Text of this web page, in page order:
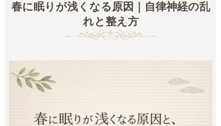
春に眠りが浅くなる原因｜自律神経の乱
れと整え方